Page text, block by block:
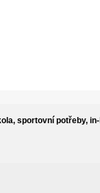
sportovní potřeby,